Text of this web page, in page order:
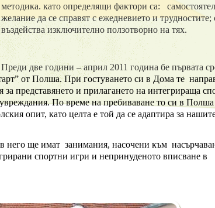
методика. като определящи фактори са:
желание да се справят с ежедневието и
въздейства изключително ползотворно на тях.
Преди две години – април 2011 година бе първата
от Полша. При гостуването си в Дома те
представянето и прилагането на интегрираща
По време на пребиваване то си в Полша
опит, като целта е той да се адаптира за
него ще имат занимания, насочени към
спортни игри и непринуденото вписване в